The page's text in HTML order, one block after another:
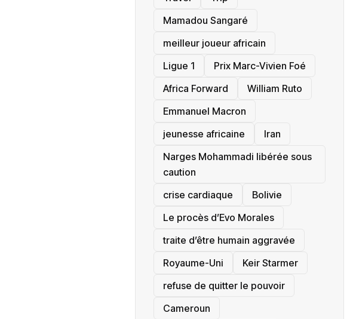
Mamadou Sangaré
meilleur joueur africain
Ligue 1
Prix Marc-Vivien Foé
‎Africa Forward
William Ruto
Emmanuel Macron
jeunesse africaine
‎Iran
Narges Mohammadi libérée sous
caution
crise cardiaque
‎Bolivie
Le procès d’Evo Morales
traite d’être humain aggravée
‎Royaume-Uni
Keir Starmer
refuse de quitter le pouvoir
‎Cameroun